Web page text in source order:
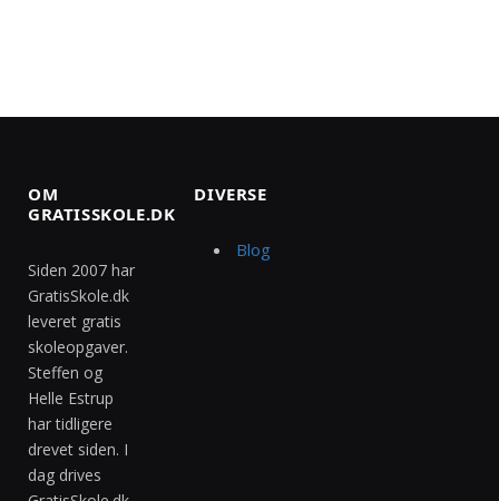
OM
GRATISSKOLE.DK
Siden 2007 har
GratisSkole.dk
leveret gratis
skoleopgaver.
Steffen og
Helle Estrup
har tidligere
drevet siden. I
dag drives
DIVERSE
Blog